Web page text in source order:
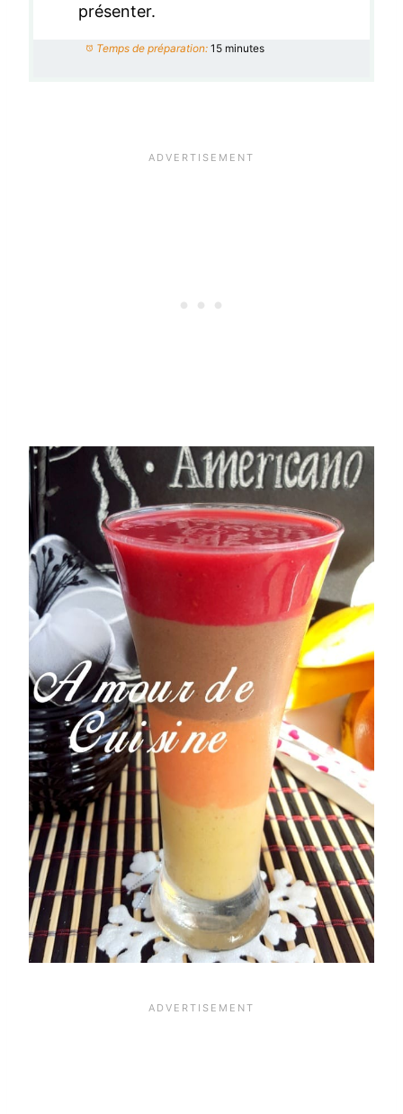
présenter.
Temps de préparation: 15 minutes